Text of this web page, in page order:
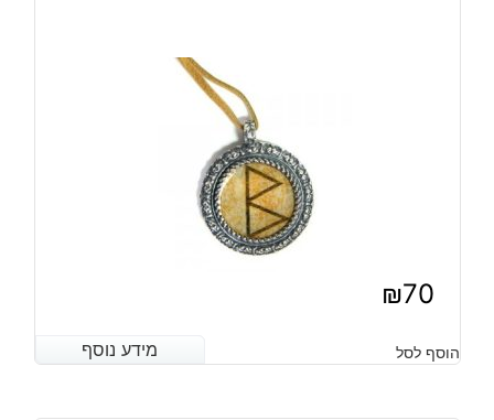
₪70
מידע נוסף הוסף לסל מידע נוסף